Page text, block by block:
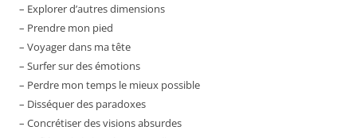
– Explorer d’autres dimensions
– Prendre mon pied
– Voyager dans ma tête
– Surfer sur des émotions
– Perdre mon temps le mieux possible
– Disséquer des paradoxes
– Concrétiser des visions absurdes